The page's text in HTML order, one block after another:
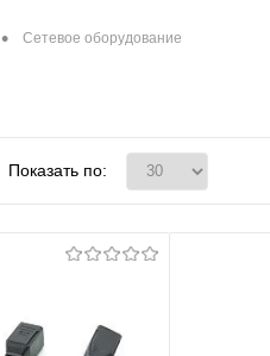
• Сетевое оборудование
Показать по: